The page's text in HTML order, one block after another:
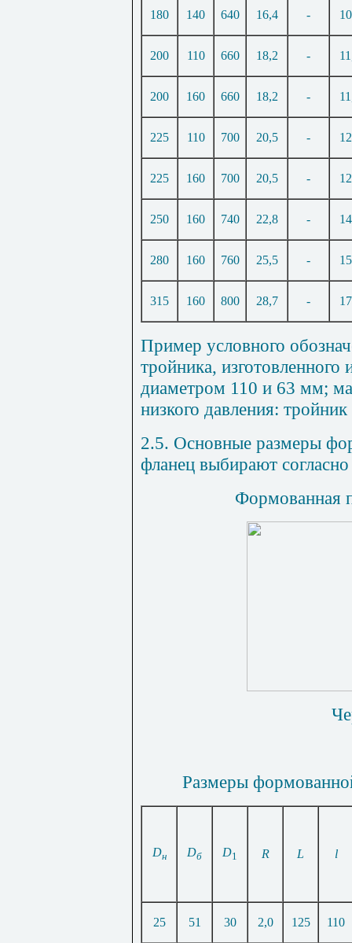
180 140 640 16,4 -
200 110 660 18,2 -
200 160 660 18,2 -
225 110 700 20,5 -
225 160 700 20,5 -
250 160 740 22,8 -
280 160 760 25,5 -
315 160 800 28,7 -
Пример условного
тройника,
диаметром 110 и 63 мм;
низкого давления:
2.5. Основные размеры
фланец выбирают
Формованная
Размеры
Dн Dб D1 R L l
25 51 30 2,0 125 110